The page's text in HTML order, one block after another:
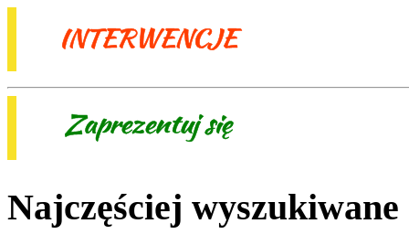
Najczęściej wyszukiwane